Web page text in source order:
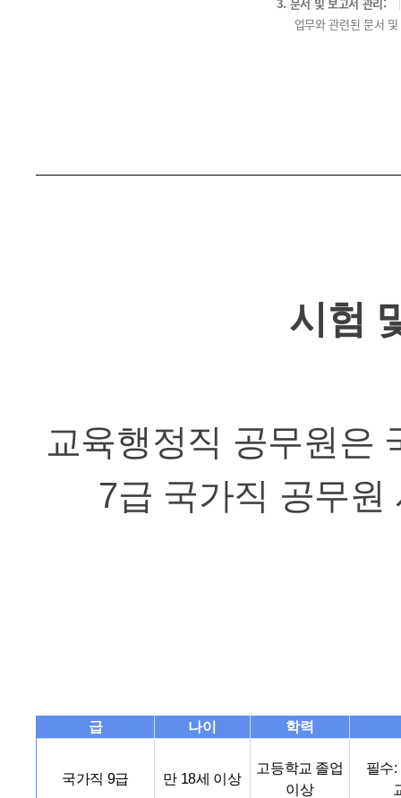
업무와 관련된 문서
시험
교육행정직 공무원은
7급 국가직 공무원
급 나이 학력
국가직 9급 만 18세 이상
고등학교 졸업
이상
필수: